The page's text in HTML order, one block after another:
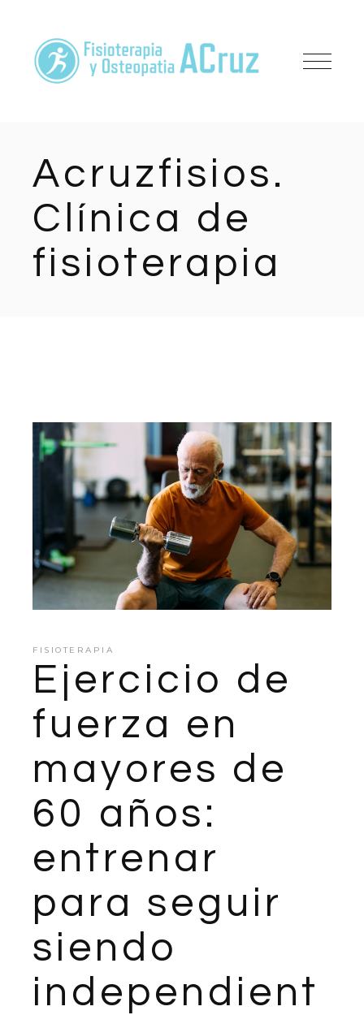
Acruzfisios.
Clínica de
fisioterapia
FISIOTERAPIA
Ejercicio de
fuerza en
mayores de
60 años:
entrenar
para seguir
siendo
independient